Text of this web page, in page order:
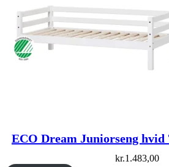
ECO Dream Juniorseng hvid
kr.1.483,00